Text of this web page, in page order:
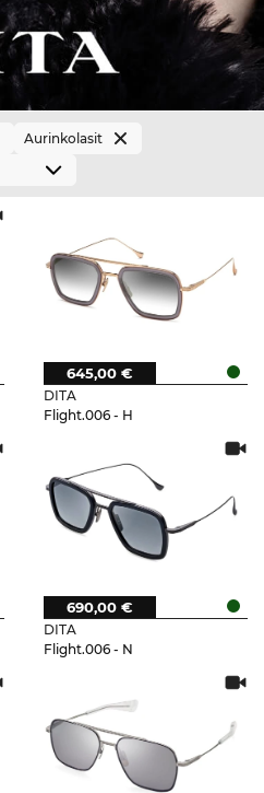
Aurinkolasit
DITA
Flight.006 - H
645,00 €
DITA
Flight.006 - N
690,00 €